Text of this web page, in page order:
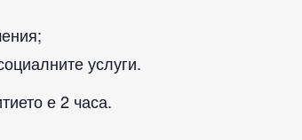
услуги.
е 2 часа.